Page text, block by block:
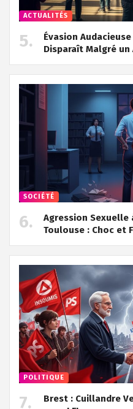
ACTUALITÉS
Évasion
Disparaît Malgré
SOCIÉTÉ
Agression Sexuelle
Toulouse : Choc et
POLITIQUE
Brest : Cuillandre